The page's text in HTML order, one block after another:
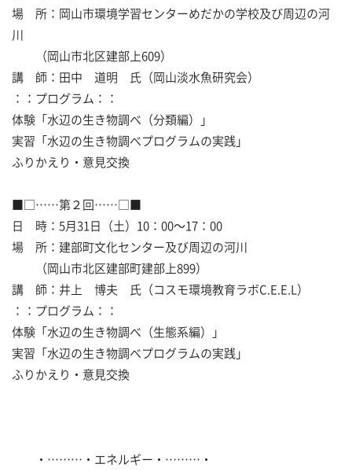
場 所：岡山市環境学習センターめだかの学校及び周辺の河
川
（岡山市北区建部上609）
講 師：田中 道明 氏（岡山淡水魚研究会）
：：プログラム：：
体験「水辺の生き物調べ（分類編）」
実習「水辺の生き物調べプログラムの実践」
ふりかえり・意見交換
■□……第２回……□■
日 時：5月31日（土）10：00～17：00
場 所：建部町文化センター及び周辺の河川
（岡山市北区建部町建部上899）
講 師：井上 博夫 氏（コスモ環境教育ラボC.E.E.L）
：：プログラム：：
体験「水辺の生き物調べ（生態系編）」
実習「水辺の生き物調べプログラムの実践」
ふりかえり・意見交換
・………・エネルギー・………・